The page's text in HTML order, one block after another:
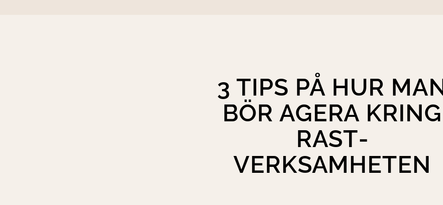
3 TIPS PÅ HUR
BÖR AGERA KRING
RAST­
VERKSAMHETEN